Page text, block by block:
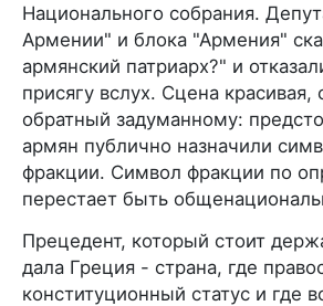
Национального собрания.
Армении" и блока "Армения"
армянский патриарх?" и
присягу вслух. Сцена
обратный задуманному:
армян публично назначили
фракции. Символ фракции по
перестает быть
Прецедент, который стоит
дала Греция - страна, где
конституционный статус и где